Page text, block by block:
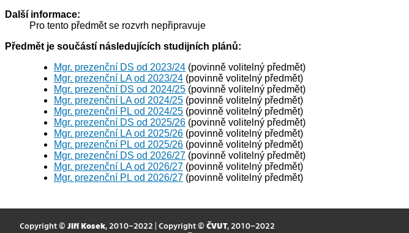
Další informace:
Pro tento předmět se rozvrh nepřipravuje
Předmět je součástí následujících studijních plánů:
Mgr. prezenční DS od 2023/24 (povinně volitelný předmět)
Mgr. prezenční LA od 2023/24 (povinně volitelný předmět)
Mgr. prezenční DS od 2024/25 (povinně volitelný předmět)
Mgr. prezenční LA od 2024/25 (povinně volitelný předmět)
Mgr. prezenční PL od 2024/25 (povinně volitelný předmět)
Mgr. prezenční DS od 2025/26 (povinně volitelný předmět)
Mgr. prezenční LA od 2025/26 (povinně volitelný předmět)
Mgr. prezenční PL od 2025/26 (povinně volitelný předmět)
Mgr. prezenční DS od 2026/27 (povinně volitelný předmět)
Mgr. prezenční LA od 2026/27 (povinně volitelný předmět)
Mgr. prezenční PL od 2026/27 (povinně volitelný předmět)
Copyright © Jiří Kosek, 2010–2022 | Copyright © ČVUT, 2010–2022